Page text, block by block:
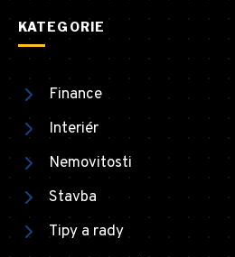
KATEGORIE
Finance
Interiér
Nemovitosti
Stavba
Tipy a rady